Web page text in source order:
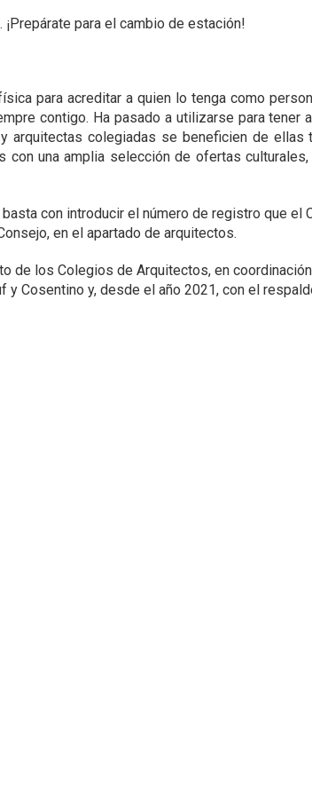
para el cambio de estación!
para acreditar a quien lo tenga como
contigo. Ha pasado a utilizarse para
arquitectas colegiadas se beneficien de
con una amplia selección de ofertas
con introducir el número de registro que
en el apartado de arquitectos.
de los Colegios de Arquitectos, en
y Cosentino y, desde el año 2021, con el